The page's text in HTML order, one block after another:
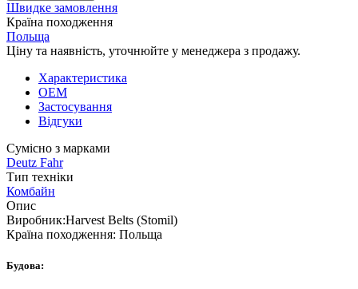
Швидке замовлення
Країна походження
Польща
Ціну та наявність, уточнюйте у менеджера з продажу.
Характеристика
OEM
Застосування
Відгуки
Сумісно з марками
Deutz Fahr
Тип техніки
Комбайн
Опис
Виробник:Harvest Belts (Stomil)
Країна походження: Польща
Будова: